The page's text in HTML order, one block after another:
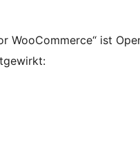
WooCommerce“ ist